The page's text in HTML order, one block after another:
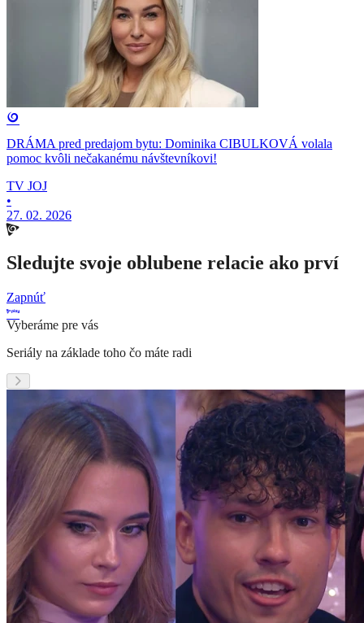
DRÁMA pred predajom bytu: Dominika CIBULKOVÁ volala
pomoc kvôli nečakanému návštevníkovi!
TV JOJ
•
27. 02. 2026
Sledujte svoje oblubene relacie ako prví
Zapnúť
Vyberáme pre vás
Seriály na základe toho čo máte radi